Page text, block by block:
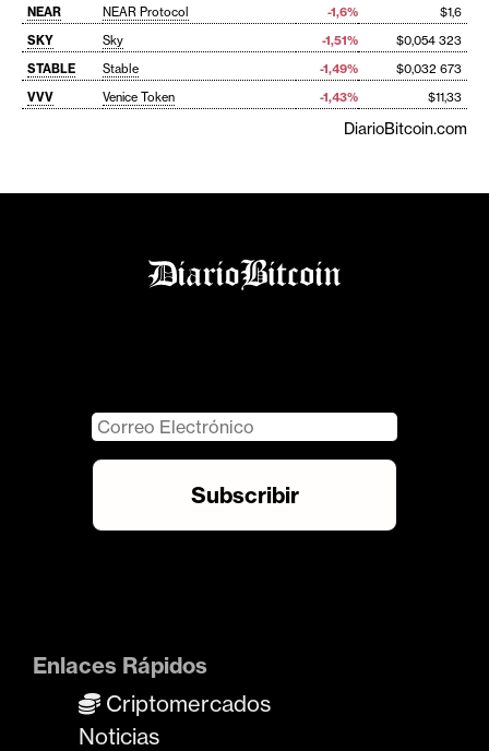
NEAR NEAR Protocol -1,6%
$1,6
SKY
Sky -1,51%
$0,054 323
STABLE
Stable -1,49%
$0,032 673
VVV
Venice Token -1,43% $11,33
DiarioBitcoin.com
Enlaces Rápidos
Criptomercados
Noticias